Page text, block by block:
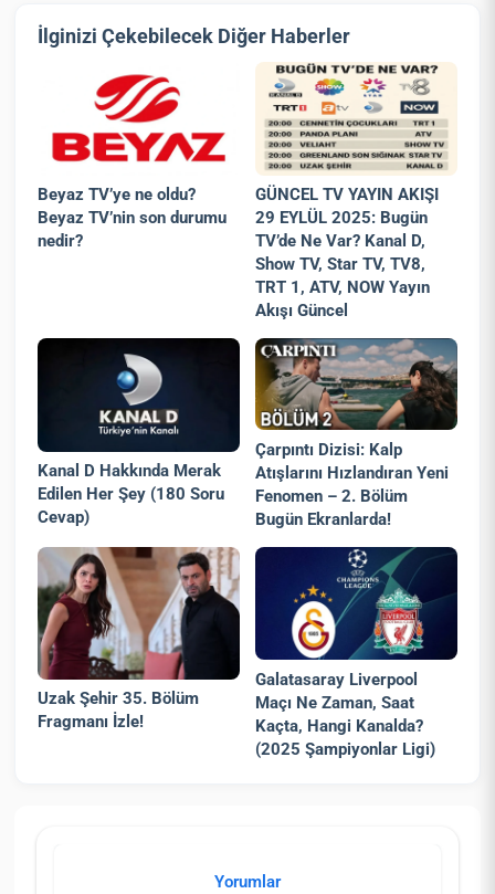
İlginizi Çekebilecek Diğer Haberler
Beyaz TV’ye ne oldu?
Beyaz TV’nin son durumu
nedir?
GÜNCEL TV YAYIN AKIŞI
29 EYLÜL 2025: Bugün
TV’de Ne Var? Kanal D,
Show TV, Star TV, TV8,
TRT 1, ATV, NOW Yayın
Akışı Güncel
Kanal D Hakkında Merak
Edilen Her Şey (180 Soru
Cevap)
Çarpıntı Dizisi: Kalp
Atışlarını Hızlandıran Yeni
Fenomen – 2. Bölüm
Bugün Ekranlarda!
Uzak Şehir 35. Bölüm
Fragmanı İzle!
Galatasaray Liverpool
Maçı Ne Zaman, Saat
Kaçta, Hangi Kanalda?
(2025 Şampiyonlar Ligi)
Yorumlar